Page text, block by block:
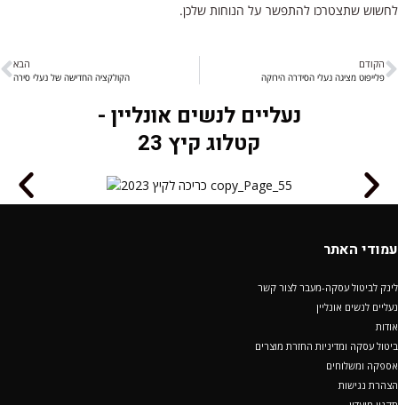
לחשוש שתצטרכו להתפשר על הנוחות שלכן.
הקודם
פלייפוט מציגה נעלי הסידרה הירוקה
הבא
הקולקציה החדישה של נעלי סירה
נעליים לנשים אונליין -
קטלוג קיץ 23
עמודי האתר
לינק לביטול עסקה-מעבר לצור קשר
נעליים לנשים אונליין
אודות
ביטול עסקה ומדיניות החזרת מוצרים
אספקה ומשלוחים
הצהרת נגישות